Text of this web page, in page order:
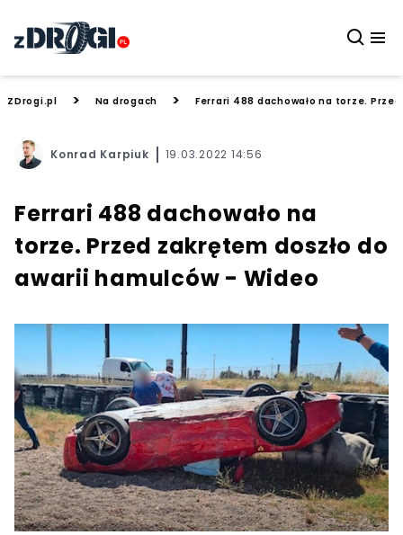
ZDrogi.pl > Na drogach > Ferrari 488 dachowało na torze.
Konrad Karpiuk 19.03.2022 14:56
Ferrari 488 dachowało na
torze. Przed zakrętem doszło do
awarii hamulców - Wideo